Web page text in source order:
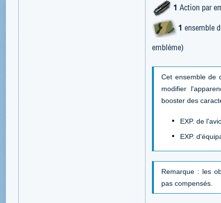
1 Action par
1 ensemble
emblème)
Cet ensemble de
modifier
booster des
EXP. de
EXP.
Remarque : les
pas compensés.